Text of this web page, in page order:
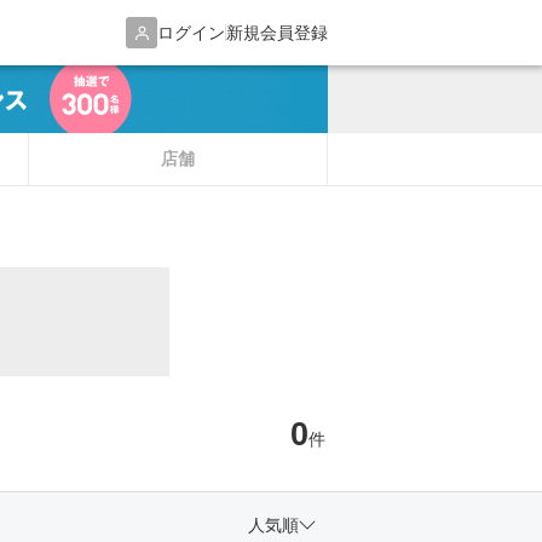
ログイン新規会員登録
店舗
0件
人気順